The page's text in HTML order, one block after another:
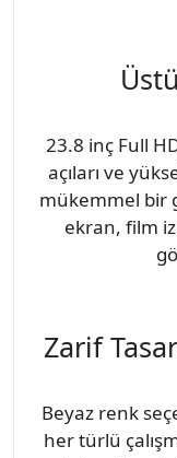
23.8 inç Full
açıları ve
mükemmel bir
ekran, film
Zarif
Beyaz renk
her türlü